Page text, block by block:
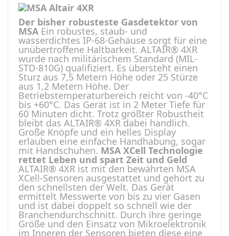
Der bisher robusteste Gasdetektor von
MSA Ein robustes, staub- und
wasserdichtes IP-68-Gehäuse sorgt für eine
unübertroffene Haltbarkeit. ALTAIR® 4XR
wurde nach militärischem Standard (MIL-
STD-810G) qualifiziert. Es übersteht einen
Sturz aus 7,5 Metern Höhe oder 25 Stürze
aus 1,2 Metern Höhe. Der
Betriebstemperaturbereich reicht von -40°C
bis +60°C. Das Gerät ist in 2 Meter Tiefe für
60 Minuten dicht. Trotz größter Robustheit
bleibt das ALTAIR® 4XR dabei handlich.
Große Knöpfe und ein helles Display
erlauben eine einfache Handhabung, sogar
mit Handschuhen. MSA XCell Technologie
rettet Leben und spart Zeit und Geld
ALTAIR® 4XR ist mit den bewährten MSA
XCell-Sensoren ausgestattet und gehört zu
den schnellsten der Welt. Das Gerät
ermittelt Messwerte von bis zu vier Gasen
und ist dabei doppelt so schnell wie der
Branchendurchschnitt. Durch ihre geringe
Größe und den Einsatz von Mikroelektronik
im Inneren der Sensoren bieten diese eine